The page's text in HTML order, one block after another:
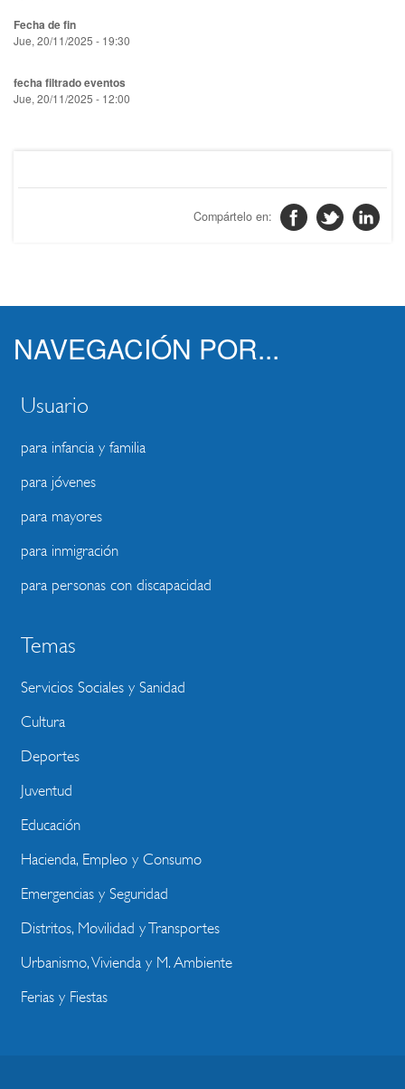
Fecha de fin
Jue, 20/11/2025 - 19:30
fecha filtrado eventos
Jue, 20/11/2025 - 12:00
NAVEGACIÓN POR...
Usuario
para infancia y familia
para jóvenes
para mayores
para inmigración
para personas con discapacidad
Temas
Servicios Sociales y Sanidad
Cultura
Deportes
Juventud
Educación
Hacienda, Empleo y Consumo
Emergencias y Seguridad
Distritos, Movilidad y Transportes
Urbanismo, Vivienda y M. Ambiente
Ferias y Fiestas